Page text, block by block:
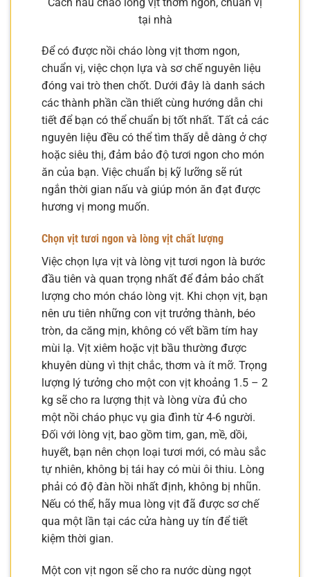
tại nhà
Để có được nồi cháo lòng vịt thơm ngon,
chuẩn vị, việc chọn lựa và sơ chế nguyên liệu
đóng vai trò then chốt. Dưới đây là danh sách
các thành phần cần thiết cùng hướng dẫn chi
tiết để bạn có thể chuẩn bị tốt nhất. Tất cả các
nguyên liệu đều có thể tìm thấy dễ dàng ở chợ
hoặc siêu thị, đảm bảo độ tươi ngon cho món
ăn của bạn. Việc chuẩn bị kỹ lưỡng sẽ rút
ngắn thời gian nấu và giúp món ăn đạt được
hương vị mong muốn.
Chọn vịt tươi ngon và lòng vịt chất lượng
Việc chọn lựa vịt và lòng vịt tươi ngon là bước
đầu tiên và quan trọng nhất để đảm bảo chất
lượng cho món cháo lòng vịt. Khi chọn vịt, bạn
nên ưu tiên những con vịt trưởng thành, béo
tròn, da căng mịn, không có vết bầm tím hay
mùi lạ. Vịt xiêm hoặc vịt bầu thường được
khuyên dùng vì thịt chắc, thơm và ít mỡ. Trọng
lượng lý tưởng cho một con vịt khoảng 1.5 – 2
kg sẽ cho ra lượng thịt và lòng vừa đủ cho
một nồi cháo phục vụ gia đình từ 4-6 người.
Đối với lòng vịt, bao gồm tim, gan, mề, dồi,
huyết, bạn nên chọn loại tươi mới, có màu sắc
tự nhiên, không bị tái hay có mùi ôi thiu. Lòng
phải có độ đàn hồi nhất định, không bị nhũn.
Nếu có thể, hãy mua lòng vịt đã được sơ chế
qua một lần tại các cửa hàng uy tín để tiết
kiệm thời gian.
Một con vịt ngon sẽ cho ra nước dùng ngọt